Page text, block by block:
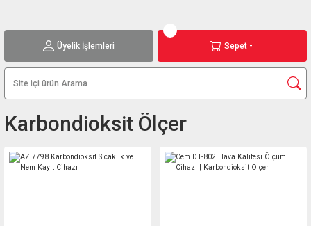
Üyelik İşlemleri Sepet -
Karbondioksit Ölçer